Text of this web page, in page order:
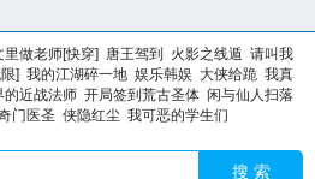
里做老师[快穿] 唐王驾到 火影之线遁 请叫我
] 我的江湖碎一地 娱乐韩娱 大侠给跪 我真
的近战法师 开局签到荒古圣体 闲与仙人扫落
门医圣 侠隐红尘 我可恶的学生们
搜 索